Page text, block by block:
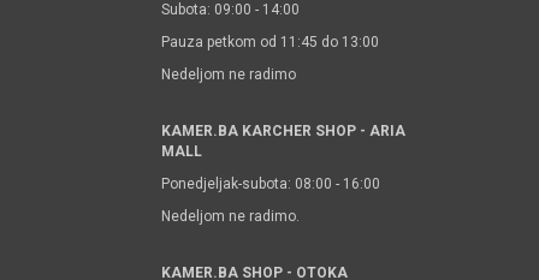
Subota: 09:00 - 14:00
Pauza petkom od 11:45 do 13:00
Nedeljom ne radimo
KAMER.BA KARCHER SHOP - ARIA
MALL
Ponedjeljak-subota: 08:00 - 16:00
Nedeljom ne radimo.
KAMER.BA SHOP - OTOKA